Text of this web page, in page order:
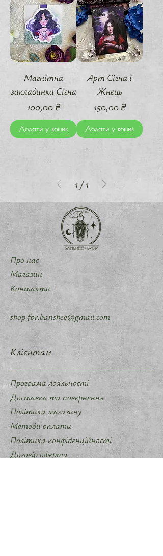
Магнітна
закладинка Сігна
Ціна
100,00 ₴
Додати у кошик
Арт Сігна і
Жнець
Ціна
150,00 ₴
Додати у кошик
1 / 1
Про нас
Магазин
Контакти
shop.for.banshee@gmail.com
Клієнтам
Програма лояльності
Доставка та повернення
Політика магазину
Методи оплати
Політика конфіденційності
Договір оферти